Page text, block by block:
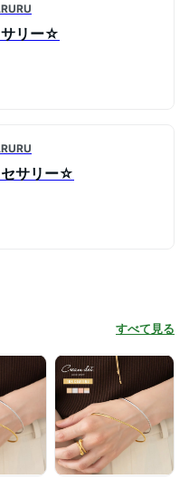
サリー☆
サリー☆
すべて見る